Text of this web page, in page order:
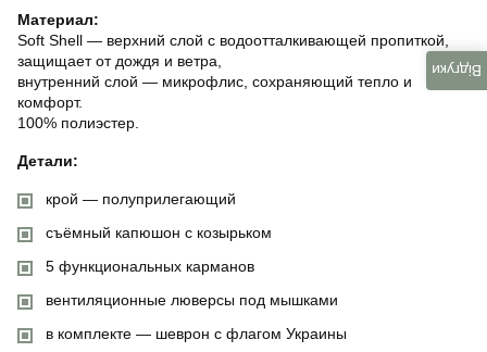
Материал:
Soft Shell — верхний слой с водоотталкивающей пропиткой,
защищает от дождя и ветра,
внутренний слой — микрофлис, сохраняющий тепло и
комфорт.
100% полиэстер.
Детали:
крой — полуприлегающий
съёмный капюшон с козырьком
5 функциональных карманов
вентиляционные люверсы под мышками
в комплекте — шеврон с флагом Украины
Відгуки